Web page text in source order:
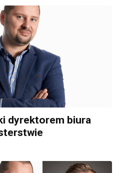
dyrektorem biura